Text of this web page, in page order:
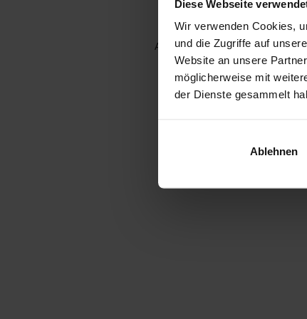
Diese Webseite
Wir verwenden Cookies,
und die Zugriffe auf
Website an unsere
möglicherweise mit
der Dienste gesammelt
Ablehnen
Application error: a client-side